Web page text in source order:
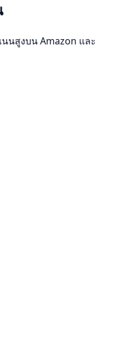
นสูงบน Amazon และ